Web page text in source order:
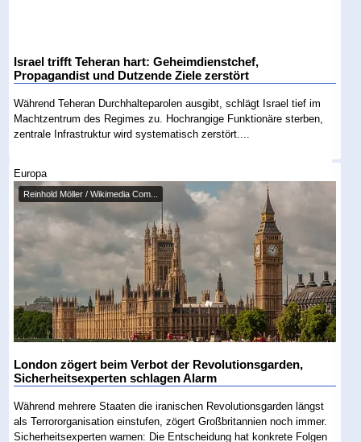
Israel trifft Teheran hart: Geheimdienstchef,
Propagandist und Dutzende Ziele zerstört
Während Teheran Durchhalteparolen ausgibt, schlägt Israel tief im
Machtzentrum des Regimes zu. Hochrangige Funktionäre sterben,
zentrale Infrastruktur wird systematisch zerstört....
Europa
Reinhold Möller / Wikimedia Com...
London zögert beim Verbot der Revolutionsgarden,
Sicherheitsexperten schlagen Alarm
Während mehrere Staaten die iranischen Revolutionsgarden längst
als Terrororganisation einstufen, zögert Großbritannien noch immer.
Sicherheitsexperten warnen: Die Entscheidung hat konkrete Folgen